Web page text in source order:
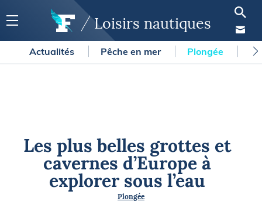
Loisirs nautiques
Actualités Pêche en mer Plongée
Les plus belles grottes et
cavernes d’Europe à
explorer sous l’eau
Plongée